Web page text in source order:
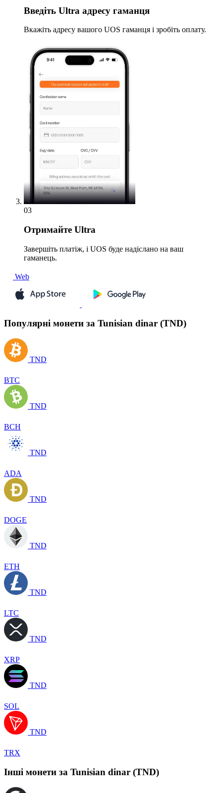
Введіть Ultra адресу гаманця
Вкажіть адресу вашого UOS гаманця і зробіть оплату.
03
Отримайте Ultra
Завершіть платіж, і UOS буде надіслано на ваш
гаманець.
Web
Популярні монети за Tunisian dinar (TND)
TND
BTC
TND
BCH
TND
ADA
TND
DOGE
TND
ETH
TND
LTC
TND
XRP
TND
SOL
TND
TRX
Інші монети за Tunisian dinar (TND)